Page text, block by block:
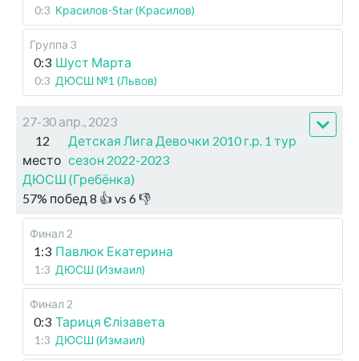
0:3 Красилов-Star (Красилов)
Группа 3
0:3 Шуст Марта
0:3 ДЮСШ №1 (Львов)
27-30 апр., 2023
12
место
Детская Лига Девочки 2010 г.р. 1 тур
сезон 2022-2023
ДЮСШ (Гребёнка)
57% побед 8 👍 vs 6👎
Финал 2
1:3 Павлюк Екатерина
1:3 ДЮСШ (Измаил)
Финал 2
0:3 Тариця Єлізавета
1:3 ДЮСШ (Измаил)